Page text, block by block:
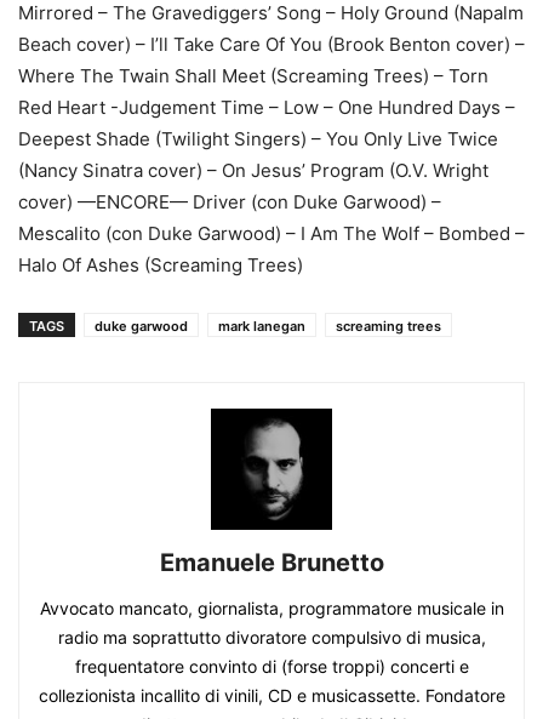
Mirrored – The Gravediggers’ Song – Holy Ground (Napalm
Beach cover) – I’ll Take Care Of You (Brook Benton cover) –
Where The Twain Shall Meet (Screaming Trees) – Torn
Red Heart -Judgement Time – Low – One Hundred Days –
Deepest Shade (Twilight Singers) – You Only Live Twice
(Nancy Sinatra cover) – On Jesus’ Program (O.V. Wright
cover) —ENCORE— Driver (con Duke Garwood) –
Mescalito (con Duke Garwood) – I Am The Wolf – Bombed –
Halo Of Ashes (Screaming Trees)
TAGS duke garwood mark lanegan screaming trees
Emanuele Brunetto
Avvocato mancato, giornalista, programmatore musicale in
radio ma soprattutto divoratore compulsivo di musica,
frequentatore convinto di (forse troppi) concerti e
collezionista incallito di vinili, CD e musicassette. Fondatore